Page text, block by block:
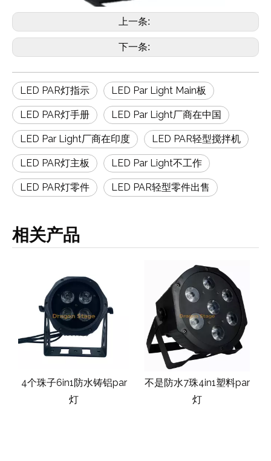
上一条:
下一条:
LED PAR灯指示 LED Par Light Main板
LED PAR灯手册 LED Par Light厂商在中国
LED Par Light厂商在印度 LED PAR轻型搅拌机
LED PAR灯主板 LED Par Light不工作
LED PAR灯零件 LED PAR轻型零件出售
相关产品
不是防水7珠4in1塑料par
灯
不是防水7珠4in1铸铝par
灯